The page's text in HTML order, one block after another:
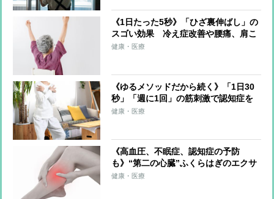
《1日たった5秒》「ひざ裏伸ばし」の
スゴい効果 冷え症改善や腰痛、肩こ
り、片頭痛の軽減も
健康・医療
《ゆるメソッドだから続く》「1日30
秒」「週に1回」の筋刺激で認知症を
予防する「30秒スクワット」
健康・医療
《高血圧、不眠症、認知症の予防
も》“第二の心臓”ふくらはぎのエクサ
サイズを医師が伝授！血流改善、筋肉
健康・医療